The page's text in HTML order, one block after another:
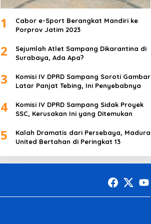
1
Cabor e-Sport Berangkat Mandiri ke
Porprov Jatim 2023
2
Sejumlah Atlet Sampang Dikarantina di
Surabaya, Ada Apa?
3
Komisi IV DPRD Sampang Soroti Gambar
Latar Panjat Tebing, Ini Penyebabnya
4
Komisi IV DPRD Sampang Sidak Proyek
SSC, Kerusakan Ini yang Ditemukan
5
Kalah Dramatis dari Persebaya, Madura
United Bertahan di Peringkat 13